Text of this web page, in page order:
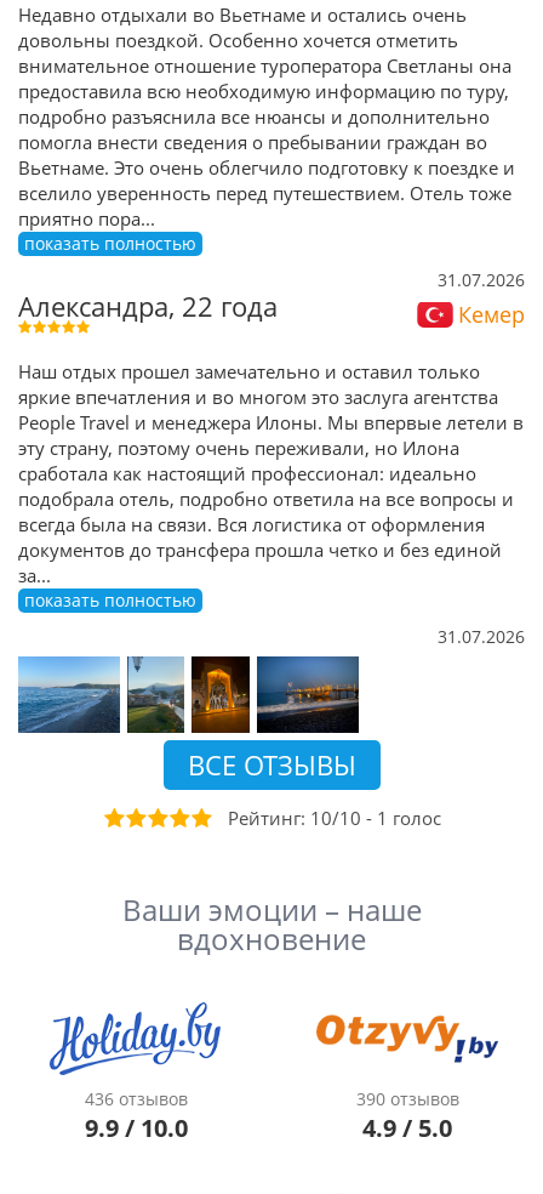
Недавно отдыхали во Вьетнаме и остались очень
довольны поездкой. Особенно хочется отметить
внимательное отношение туроператора Светланы она
предоставила всю необходимую информацию по туру,
подробно разъяснила все нюансы и дополнительно
помогла внести сведения о пребывании граждан во
Вьетнаме. Это очень облегчило подготовку к поездке и
вселило уверенность перед путешествием. Отель тоже
приятно пора...
показать полностью
31.07.2026
Александра, 22 года Кемер
Наш отдых прошел замечательно и оставил только
яркие впечатления и во многом это заслуга агентства
People Travel и менеджера Илоны. Мы впервые летели в
эту страну, поэтому очень переживали, но Илона
сработала как настоящий профессионал: идеально
подобрала отель, подробно ответила на все вопросы и
всегда была на связи. Вся логистика от оформления
документов до трансфера прошла четко и без единой
за...
показать полностью
31.07.2026
ВСЕ ОТЗЫВЫ
Рейтинг: 10/10 - 1 голоc
Ваши эмоции – наше
вдохновение
436 отзывов
9.9 / 10.0
390 отзывов
4.9 / 5.0